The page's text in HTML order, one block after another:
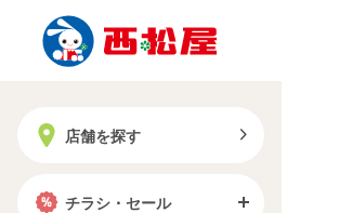
店舗を探す
チラシ・セール